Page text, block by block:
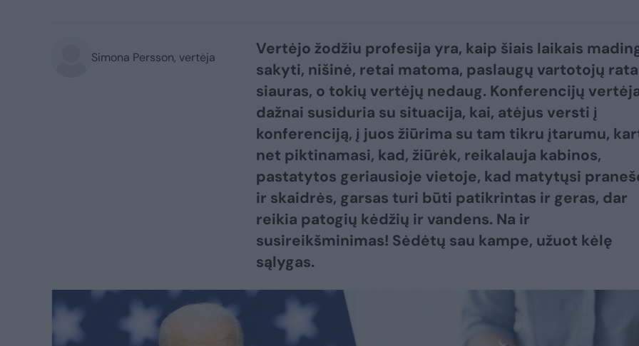
Simona Persson, vertėja
Vertėjo žodžiu profesija yra, kaip šiais laikais
sakyti, nišinė, retai matoma, paslaugų vartotojų
siauras, o tokių vertėjų nedaug. Konferencijų
dažnai susiduria su situacija, kai, atėjus versti į
konferenciją, į juos žiūrima su tam tikru įtarumu,
net piktinamasi, kad, žiūrėk, reikalauja kabinos,
pastatytos geriausioje vietoje, kad matytųsi
ir skaidrės, garsas turi būti patikrintas ir geras, dar
reikia patogių kėdžių ir vandens. Na ir
susireikšminimas! Sėdėtų sau kampe, užuot kėlę
sąlygas.